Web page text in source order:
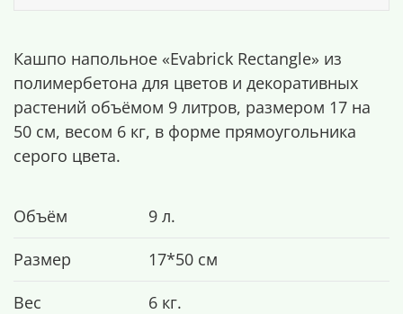
Кашпо напольное «Evabrick Rectangle» из
полимербетона для цветов и декоративных
растений объёмом 9 литров, размером 17 на
50 см, весом 6 кг, в форме прямоугольника
серого цвета.
Объём
9 л.
Размер
17*50 см
Вес
6 кг.